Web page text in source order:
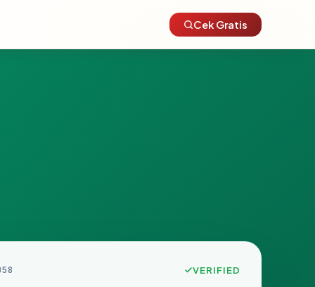
Cek Gratis
VERIFIED